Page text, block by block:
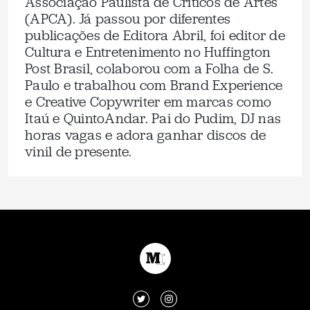
(APCA). Já passou por diferentes
publicações de Editora Abril, foi editor de
Cultura e Entretenimento no Huffington
Post Brasil, colaborou com a Folha de S.
Paulo e trabalhou com Brand Experience
e Creative Copywriter em marcas como
Itaú e QuintoAndar. Pai do Pudim, DJ nas
horas vagas e adora ganhar discos de
vinil de presente.